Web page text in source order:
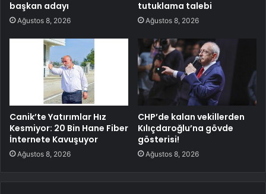
başkan adayı
Ağustos 8, 2026
tutuklama talebi
Ağustos 8, 2026
Canik’te Yatırımlar Hız
Kesmiyor: 20 Bin Hane Fiber
İnternete Kavuşuyor
Ağustos 8, 2026
CHP’de kalan vekillerden
Kılıçdaroğlu’na gövde
gösterisi!
Ağustos 8, 2026